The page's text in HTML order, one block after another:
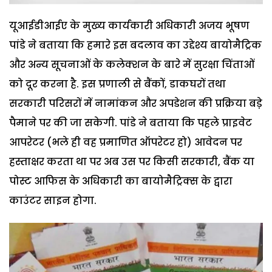
यूआईडीआईए के मुख्य कार्यकारी अधिकारी अजय भूषण
पांडे ने बताया कि हमारे इस बदलाव का उद्देश्य बायोमैट्रिक
और अन्य सूचनाओं के कलेक्शन के बारे में सुरक्षा चिंताओं
को दूर करना है. इस प्रणाली से बैंकों, डाकघरों तथा
सरकारी परिसरों में नामांकन और अपडेशन की प्रक्रिया बडे़
पैमाने पर की जा सकेगी. पांडे ने बताया कि पहले प्राइवेट
आपरेटर (भले ही वह प्रमाणित ऑपरेटर हो) आवेदन पर
हस्ताक्षर करता था पर अब उस पर किसी सरकारी, बैंक या
पोस्ट आफिस के अधिकारी का बायोमैट्रिक्स के द्वारा
काउंटर साइन होगा.